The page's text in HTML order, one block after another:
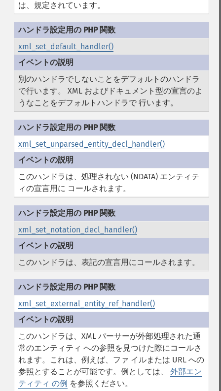
は、規定されています。
xml_set_default_handler()
別のハンドラでしないことをデフォルトのハンドラ
で行います。 XML およびドキュメント型の宣言のよ
うなことをデフォルトハンドラで 行います。
xml_set_unparsed_entity_decl_handler()
このハンドラは、処理されない (NDATA) エンティテ
ィの宣言用に コールされます。
xml_set_notation_decl_handler()
このハンドラは、表記の宣言用にコールされます。
xml_set_external_entity_ref_handler()
このハンドラは、XML パーサーが外部処理された通
常のエンティティ への参照を見つけた際にコールさ
れます。これは、例えば、ファ イルまたは URL への
参照とすることが可能です。例としては、 外部エン
ティティ の例 を参照ください。